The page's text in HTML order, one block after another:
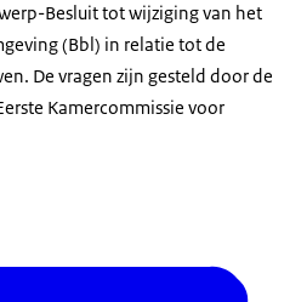
Besluit tot wijziging van het
(Bbl) in relatie tot de
De vragen zijn gesteld door de
Kamercommissie voor